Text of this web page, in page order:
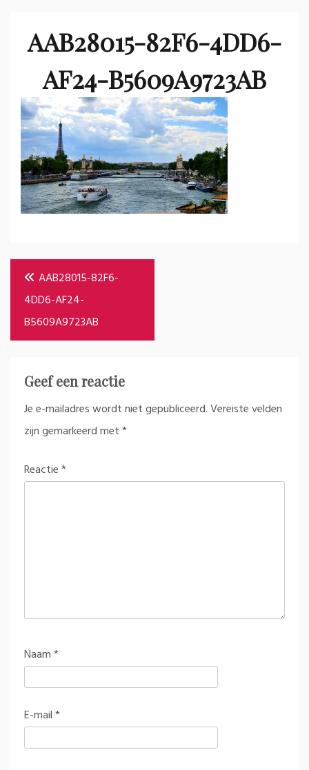
AAB28015-82F6-4DD6-
AF24-B5609A9723AB
Bericht
navigatie
AAB28015-82F6-
4DD6-AF24-
B5609A9723AB
Geef een reactie
Je e-mailadres wordt niet gepubliceerd.Vereiste velden
zijn gemarkeerd met*
Reactie*
Naam*
E-mail*